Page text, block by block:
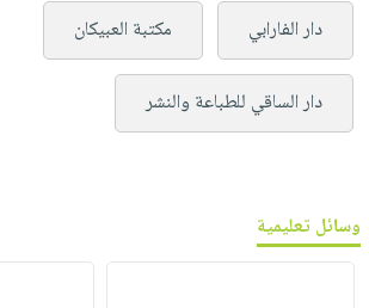
دار الفارابي مكتبة العبيكان
دار الساقي للطباعة والنشر
وسائل تعليمية